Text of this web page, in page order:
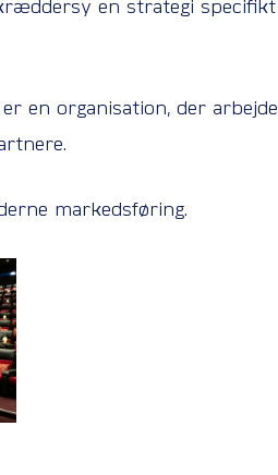
en strategi specifikt
en organisation, der
markedsføring.